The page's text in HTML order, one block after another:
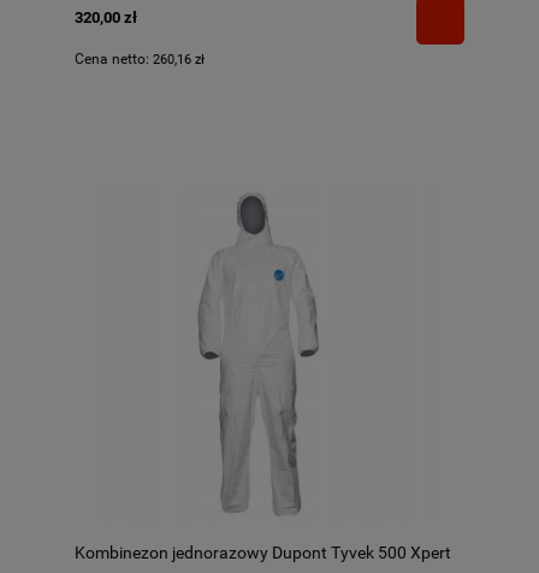
320,00 zł
Cena netto: 260,16 zł
Kombinezon jednorazowy Dupont Tyvek 500 Xpert